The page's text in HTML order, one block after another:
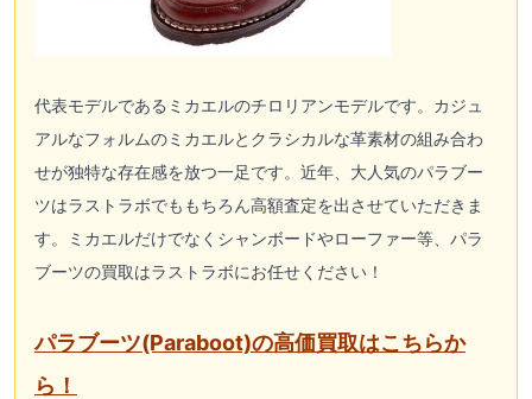
代表モデルであるミカエルのチロリアンモデルです。カジュ
アルなフォルムのミカエルとクラシカルな革素材の組み合わ
せが独特な存在感を放つ一足です。近年、大人気のパラブー
ツはラストラボでももちろん高額査定を出させていただきま
す。ミカエルだけでなくシャンボードやローファー等、パラ
ブーツの買取はラストラボにお任せください！
パラブーツ(Paraboot)の高価買取はこちらか
ら！